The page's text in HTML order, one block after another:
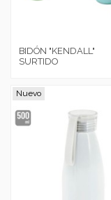
BIDÓN "KENDALL"
SURTIDO
Nuevo